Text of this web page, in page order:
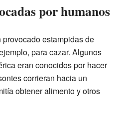
por humanos
estampidas de
para cazar. Algunos
eran conocidos por hacer
corrieran hacia un
obtener alimento y otros